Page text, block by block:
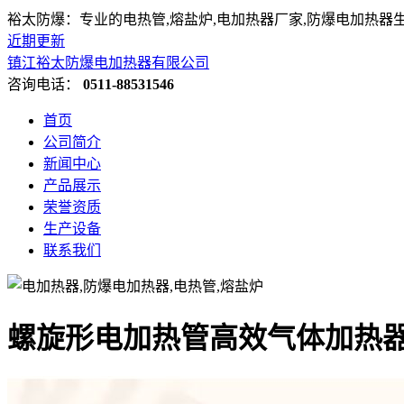
裕太防爆：专业的电热管,熔盐炉,电加热器厂家,防爆电加热器
近期更新
镇江裕太防爆电加热器有限公司
咨询电话： 0511-88531546
首页
公司简介
新闻中心
产品展示
荣誉资质
生产设备
联系我们
螺旋形电加热管高效气体加热